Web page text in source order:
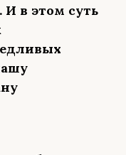
в этом суть